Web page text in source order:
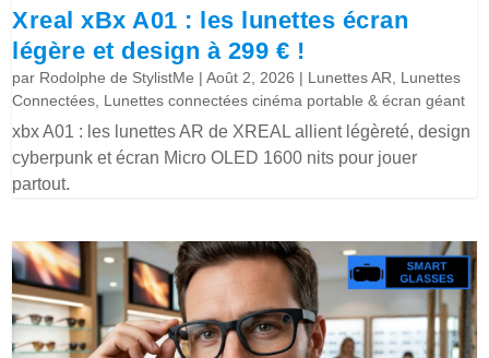
Xreal xBx A01 : les lunettes écran
légère et design à 299 € !
par Rodolphe de StylistMe |Août 2, 2026 | Lunettes AR
Lunettes
Connectées Lunettes connectées cinéma portable & écran géant
xbx A01 : les lunettes AR de XREAL allient légèreté, design
cyberpunk et écran Micro OLED 1600 nits pour jouer
partout.